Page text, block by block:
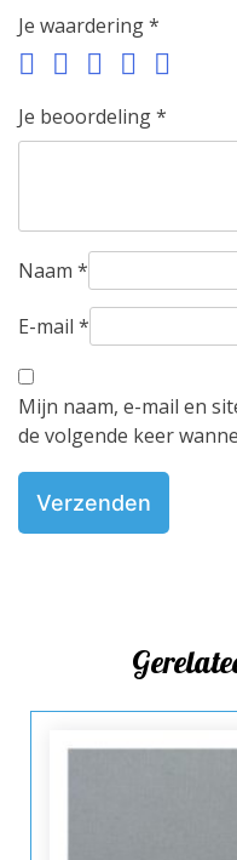
Je waardering*
Je beoordeling*
Naam *
E-mail *
Mijn naam, e-mail en
de volgende keer